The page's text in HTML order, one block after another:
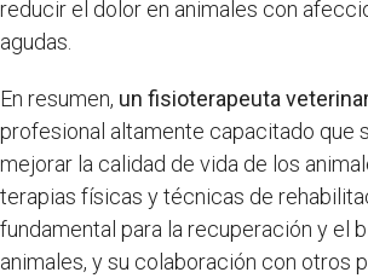
reducir el dolor en animales con
agudas.
En resumen, un fisioterapeuta
profesional altamente capacitado que
mejorar la calidad de vida de los
terapias físicas y técnicas de
fundamental para la recuperación y el
animales, y su colaboración con otros